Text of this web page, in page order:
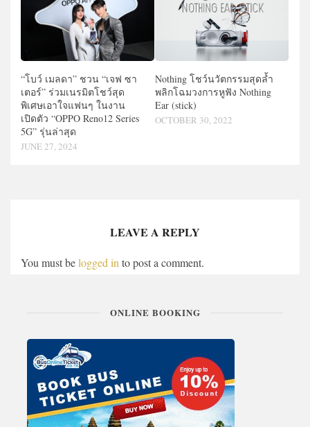
“โบว์ เมลดา” ชวน “เจฟ ซา
เตอร์” ร่วมเนรมิตโชว์สุด
พิเศษเอาใจแฟนๆ ในงาน
เปิดตัว “OPPO Reno12 Series
5G” รุ่นล่าสุด
JUNE 27, 2024
Nothing โชว์นวัตกรรมสุดล้ำ
พลิกโฉมวงการหูฟัง Nothing
Ear (stick)
OCTOBER 30, 2022
LEAVE A REPLY
You must belogged into post a comment.
ONLINE BOOKING